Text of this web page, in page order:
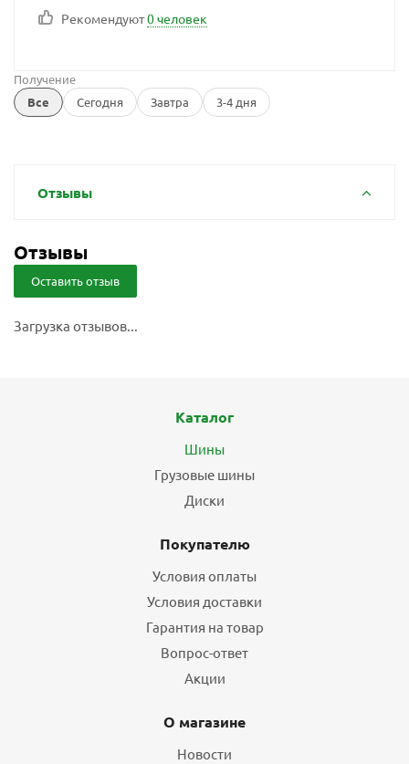
Рекомендуют0 человек
Получение
Все
Сегодня Завтра 3-4 дня
Отзывы
Отзывы
Оставить отзыв
Загрузка отзывов...
Каталог
Шины
Грузовые шины
Диски
Покупателю
Условия оплаты
Условия доставки
Гарантия на товар
Вопрос-ответ
Акции
О магазине
Новости